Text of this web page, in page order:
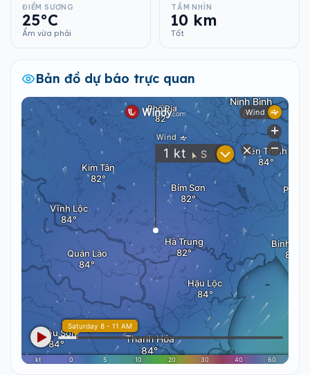
ĐIỂM SƯƠNG
25°C
Ẩm vừa phải
TẦM NHÌN
10 km
Tốt
Bản đồ dự báo trực quan